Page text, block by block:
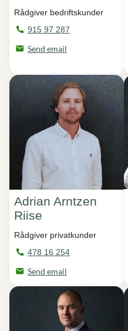
Rådgiver bedriftskunder
915 97 287
Send email
Adrian Arntzen
Riise
Rådgiver privatkunder
478 16 254
Send email